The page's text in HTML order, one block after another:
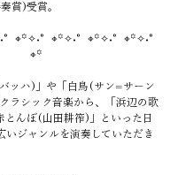
)受賞。
⌖꙳
ッハ)」や「白鳥(サン=サーン
ラシック音楽から、「浜辺の歌
とんぼ(山田耕筰)」といった日
いジャンルを演奏していただき